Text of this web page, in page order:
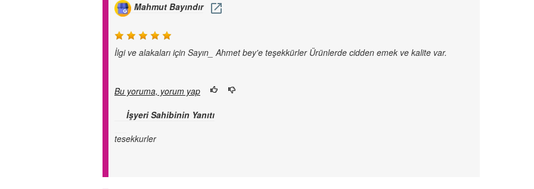
Mahmut Bayındır
İlgi ve alakaları için Sayın_ Ahmet bey'e teşekkürler Ürünlerde cidden emek ve kalite var.
Bu yoruma, yorum yap
İşyeri Sahibinin Yanıtı
tesekkurler